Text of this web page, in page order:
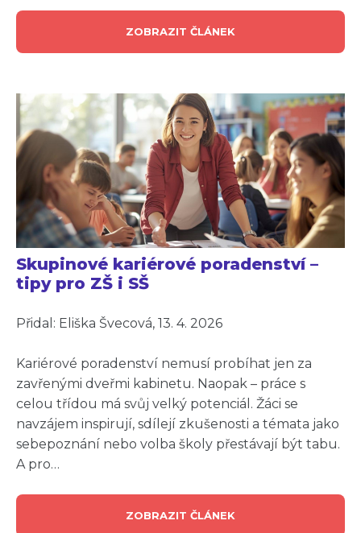
ZOBRAZIT ČLÁNEK
Skupinové kariérové poradenství –
tipy pro ZŠ i SŠ
Přidal: Eliška Švecová, 13. 4. 2026
Kariérové poradenství nemusí probíhat jen za
zavřenými dveřmi kabinetu. Naopak – práce s
celou třídou má svůj velký potenciál. Žáci se
navzájem inspirují, sdílejí zkušenosti a témata jako
sebepoznání nebo volba školy přestávají být tabu.
A pro…
ZOBRAZIT ČLÁNEK